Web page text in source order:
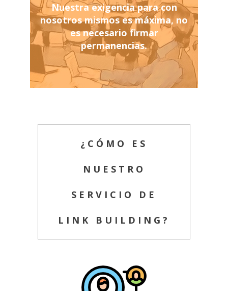
Nuestra exigencia para con
nosotros mismos es máxima, no
es necesario firmar
permanencias.
¿CÓMO ES
NUESTRO
SERVICIO DE
LINK BUILDING?